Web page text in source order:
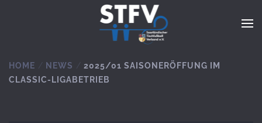
Zum Hauptinhalt springen
HOME NEWS
2025/01 SAISONERÖFFUNG IM
CLASSIC-LIGABETRIEB